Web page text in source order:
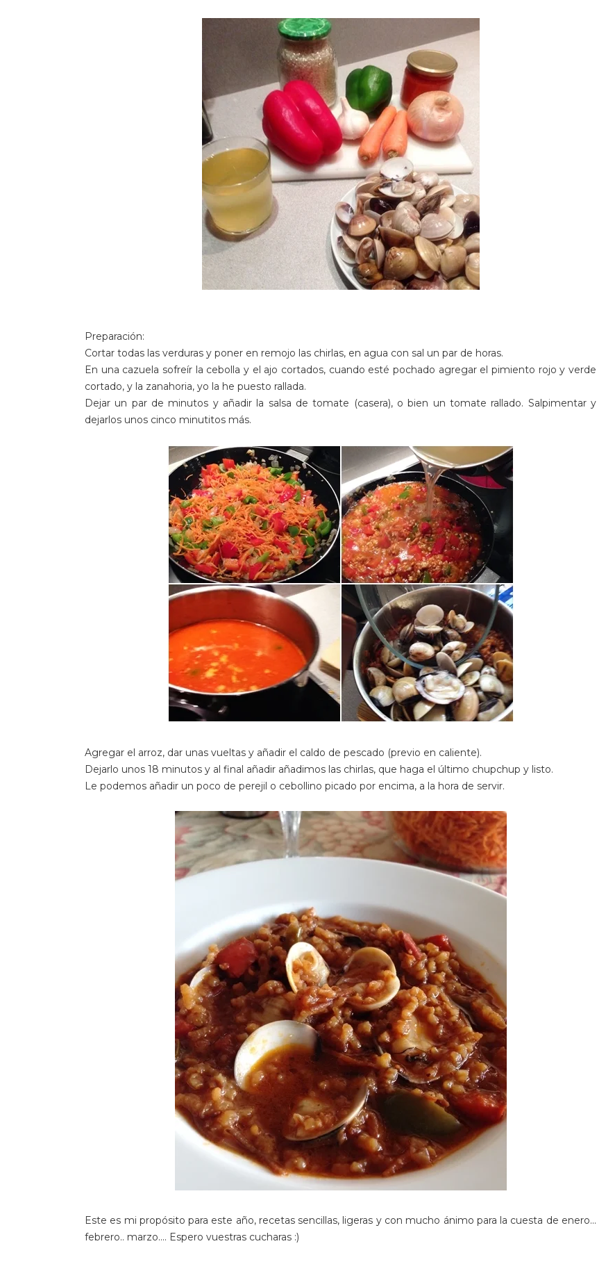
Preparación:
Cortar todas las verduras y poner en remojo las chirlas, en agua con sal un par de horas.
En una cazuela sofreír la cebolla y el ajo cortados, cuando esté pochado agregar el pimiento rojo y verde
cortado, y la zanahoria, yo la he puesto rallada.
Dejar un par de minutos y añadir la salsa de tomate (casera), o bien un tomate rallado. Salpimentar y
dejarlos unos cinco minutitos más.
Agregar el arroz, dar unas vueltas y añadir el caldo de pescado (previo en caliente).
Dejarlo unos 18 minutos y al final añadir añadimos las chirlas, que haga el último chupchup y listo.
Le podemos añadir un poco de perejil o cebollino picado por encima, a la hora de servir.
Este es mi propósito para este año, recetas sencillas, ligeras y con mucho ánimo para la cuesta de enero...
febrero.. marzo.... Espero vuestras cucharas :)